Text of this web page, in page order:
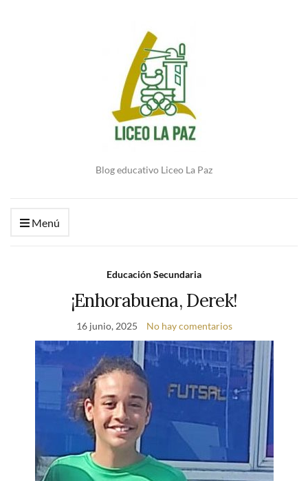
Blog educativo Liceo La Paz
Menú
Educación Secundaria
¡Enhorabuena, Derek!
16 junio, 2025 No hay comentarios